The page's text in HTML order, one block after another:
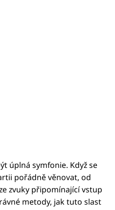
úplná symfonie. Když se
pořádně věnovat, od
zvuky připomínající vstup
metody, jak tuto slast